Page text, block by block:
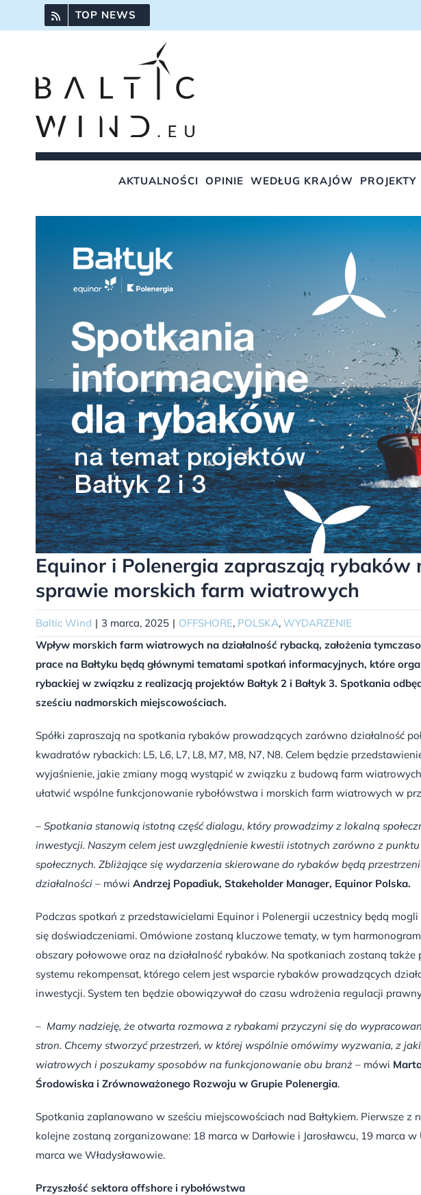
do
TOP NEWS
AKTUALNOŚCI OPINIE WEDŁUG KRAJÓW PROJEKTY
Equinor i Polenergia zapraszają rybaków
sprawie morskich farm wiatrowych
Baltic Wind | 3 marca, 2025 | OFFSHORE, POLSKA, WYDARZENIE
Wpływ morskich farm wiatrowych na działalność rybacką, założenia
prace na Bałtyku będą głównymi tematami spotkań informacyjnych, które
rybackiej w związku z realizacją projektów Bałtyk 2 i Bałtyk 3. Spotkania
sześciu nadmorskich miejscowościach.
Spółki zapraszają na spotkania rybaków prowadzących zarówno działalność
kwadratów rybackich: L5, L6, L7, L8, M7, M8, N7, N8. Celem będzie
wyjaśnienie, jakie zmiany mogą wystąpić w związku z budową farm
ułatwić wspólne funkcjonowanie rybołówstwa i morskich farm wiatrowych w
– Spotkania stanowią istotną część dialogu, który prowadzimy z lokalną
inwestycji. Naszym celem jest uwzględnienie kwestii istotnych zarówno z
społecznych. Zbliżające się wydarzenia skierowane do rybaków będą
działalności – mówi Andrzej Popadiuk, Stakeholder Manager, Equinor Polska.
Podczas spotkań z przedstawicielami Equinor i Polenergii uczestnicy będą
się doświadczeniami. Omówione zostaną kluczowe tematy, w tym
obszary połowowe oraz na działalność rybaków. Na spotkaniach zostaną
systemu rekompensat, którego celem jest wsparcie rybaków prowadzących
inwestycji. System ten będzie obowiązywał do czasu wdrożenia regulacji
– Mamy nadzieję, że otwarta rozmowa z rybakami przyczyni się do
stron. Chcemystworzyćprzestrzeń, w której wspólnie omówimywyzwania, z
wiatrowych i poszukamy sposobów na funkcjonowanie obu branż – mówi
Środowiska i Zrównoważonego Rozwoju w Grupie Polenergia.
Spotkania zaplanowano w sześciu miejscowościach nad Bałtykiem. Pierwsze z
kolejne zostaną zorganizowane: 18 marca w Darłowie i Jarosławcu, 19 marca
marca we Władysławowie.
Przyszłość sektora offshore i rybołówstwa